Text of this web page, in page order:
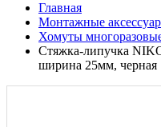
Главная
Монтажные
Хомуты
Стяжка-липучка
ширина 25мм, черная